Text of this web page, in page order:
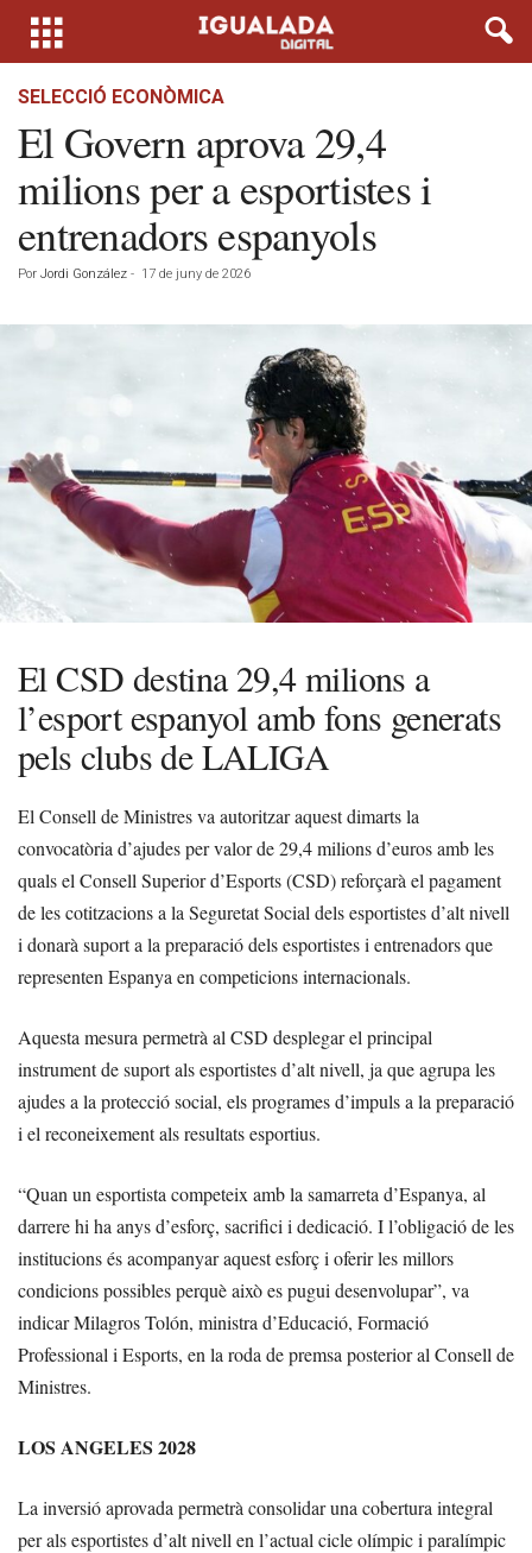
SELECCIÓ ECONÒMICA
El Govern aprova 29,4
milions per a esportistes i
entrenadors espanyols
Por Jordi González - 17 de juny de 2026
El CSD destina 29,4 milions a
l’esport espanyol amb fons generats
pels clubs de LALIGA
El Consell de Ministres va autoritzar aquest dimarts la
convocatòria d’ajudes per valor de 29,4 milions d’euros amb les
quals el Consell Superior d’Esports (CSD) reforçarà el pagament
de les cotitzacions a la Seguretat Social dels esportistes d’alt nivell
i donarà suport a la preparació dels esportistes i entrenadors que
representen Espanya en competicions internacionals.
Aquesta mesura permetrà al CSD desplegar el principal
instrument de suport als esportistes d’alt nivell, ja que agrupa les
ajudes a la protecció social, els programes d’impuls a la preparació
i el reconeixement als resultats esportius.
“Quan un esportista competeix amb la samarreta d’Espanya, al
darrere hi ha anys d’esforç, sacrifici i dedicació. I l’obligació de les
institucions és acompanyar aquest esforç i oferir les millors
condicions possibles perquè això es pugui desenvolupar”, va
indicar Milagros Tolón, ministra d’Educació, Formació
Professional i Esports, en la roda de premsa posterior al Consell de
Ministres.
LOS ANGELES 2028
La inversió aprovada permetrà consolidar una cobertura integral
per als esportistes d’alt nivell en l’actual cicle olímpic i paralímpic